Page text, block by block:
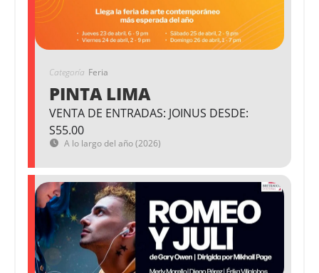
Categoría Feria
PINTA LIMA
VENTA DE ENTRADAS: JOINUS DESDE:
S55.00
A lo largo del año (2026)